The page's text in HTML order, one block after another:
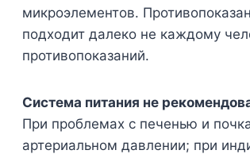
микроэлементов.
подходит далеко не каждому
противопоказаний.
Система питания не
При проблемах с печенью и
артериальном давлении; при